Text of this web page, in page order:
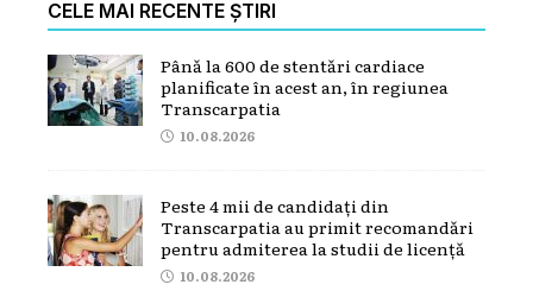
CELE MAI RECENTE ȘTIRI
Până la 600 de stentări cardiace
planificate în acest an, în regiunea
Transcarpatia
10.08.2026
Peste 4 mii de candidați din
Transcarpatia au primit recomandări
pentru admiterea la studii de licență
10.08.2026